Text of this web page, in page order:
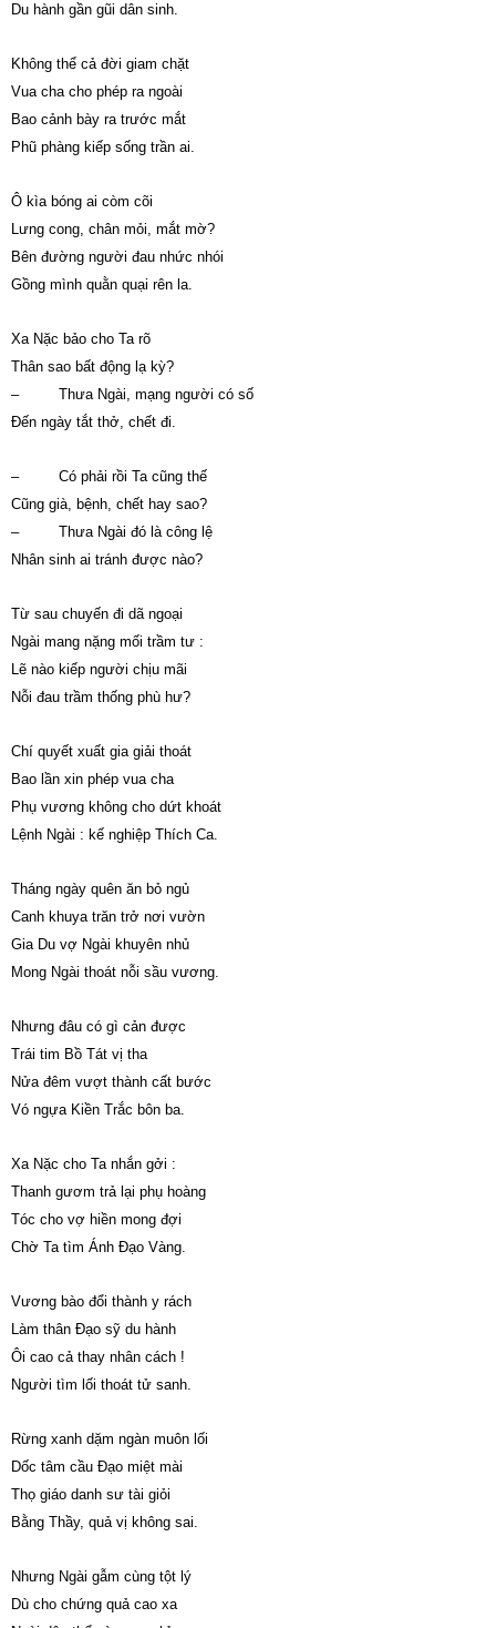
Du hành gần gũi dân sinh.
Không thể cả đời giam chặt
Vua cha cho phép ra ngoài
Bao cảnh bày ra trước mắt
Phũ phàng kiếp sống trần ai.
Ô kìa bóng ai còm cõi
Lưng cong, chân mỏi, mắt mờ?
Bên đường người đau nhức nhói
Gồng mình quằn quại rên la.
Xa Nặc bảo cho Ta rõ
Thân sao bất động lạ kỳ?
– Thưa Ngài, mạng người có số
Đến ngày tắt thở, chết đi.
– Có phải rồi Ta cũng thế
Cũng già, bệnh, chết hay sao?
– Thưa Ngài đó là công lệ
Nhân sinh ai tránh được nào?
Từ sau chuyến đi dã ngoại
Ngài mang nặng mối trầm tư :
Lẽ nào kiếp người chịu mãi
Nỗi đau trầm thống phù hư?
Chí quyết xuất gia giải thoát
Bao lần xin phép vua cha
Phụ vương không cho dứt khoát
Lệnh Ngài : kế nghiệp Thích Ca.
Tháng ngày quên ăn bỏ ngủ
Canh khuya trăn trở nơi vườn
Gia Du vợ Ngài khuyên nhủ
Mong Ngài thoát nỗi sầu vương.
Nhưng đâu có gì cản được
Trái tim Bồ Tát vị tha
Nửa đêm vượt thành cất bước
Vó ngựa Kiền Trắc bôn ba.
Xa Nặc cho Ta nhắn gởi :
Thanh gươm trả lại phụ hoàng
Tóc cho vợ hiền mong đợi
Chờ Ta tìm Ánh Đạo Vàng.
Vương bào đổi thành y rách
Làm thân Đạo sỹ du hành
Ôi cao cả thay nhân cách !
Người tìm lối thoát tử sanh.
Rừng xanh dặm ngàn muôn lối
Dốc tâm cầu Đạo miệt mài
Thọ giáo danh sư tài giỏi
Bằng Thầy, quả vị không sai.
Nhưng Ngài gẫm cùng tột lý
Dù cho chứng quả cao xa